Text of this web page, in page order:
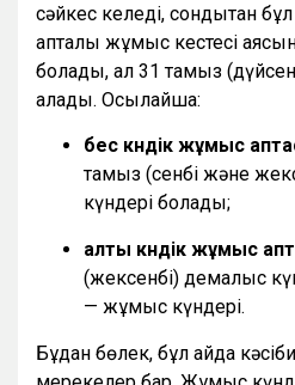
сәйкес келеді, сондықтан
апталық жұмыс кестесі
болады, ал 31 тамыз
қалады. Осылайша:
бес күндік жұмыс
тамыз (сенбі және
күндері болады;
алты күндік жұмыс
(жексенбі) демалыс
— жұмыс күндері.
Бұдан бөлек, бұл айда